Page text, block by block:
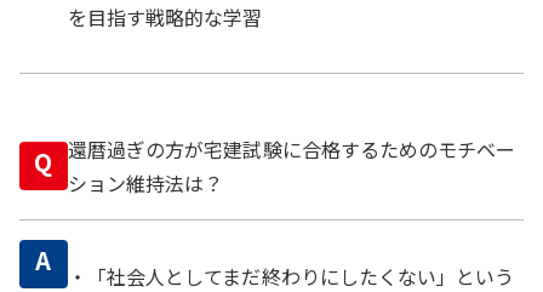
を目指す戦略的な学習
Q 還暦過ぎの方が宅建試験に合格するためのモチベー
ション維持法は？
A
・「社会人としてまだ終わりにしたくない」という